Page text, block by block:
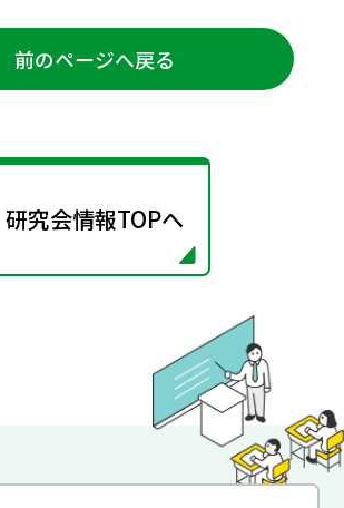
前のページへ戻る
研究会情報TOPへ